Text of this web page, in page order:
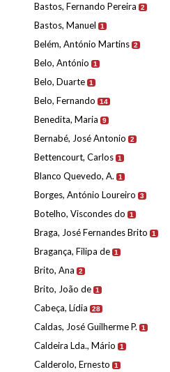
Bastos, Fernando Pereira 2
Bastos, Manuel 1
Belém, António Martins 2
Belo, António 1
Belo, Duarte 1
Belo, Fernando 14
Benedita, Maria 9
Bernabé, José Antonio 2
Bettencourt, Carlos 1
Blanco Quevedo, A. 1
Borges, António Loureiro 3
Botelho, Viscondes do 1
Braga, José Fernandes Brito 1
Bragança, Filipa de 1
Brito, Ana 2
Brito, João de 1
Cabeça, Lídia 28
Caldas, José Guilherme P. 1
Caldeira Lda., Mário 1
Calderolo, Ernesto 1